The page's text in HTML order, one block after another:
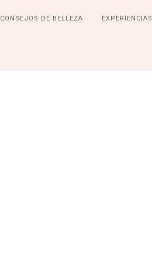
CONSEJOS DE BELLEZA EXPERIENCIAS